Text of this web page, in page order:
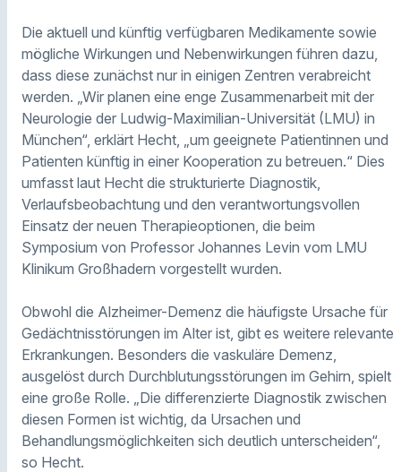
Die aktuell und künftig verfügbaren Medikamente sowie
mögliche Wirkungen und Nebenwirkungen führen dazu,
dass diese zunächst nur in einigen Zentren verabreicht
werden. „Wir planen eine enge Zusammenarbeit mit der
Neurologie der Ludwig-Maximilian-Universität (LMU) in
München“, erklärt Hecht, „um geeignete Patientinnen und
Patienten künftig in einer Kooperation zu betreuen.“ Dies
umfasst laut Hecht die strukturierte Diagnostik,
Verlaufsbeobachtung und den verantwortungsvollen
Einsatz der neuen Therapieoptionen, die beim
Symposium von Professor Johannes Levin vom LMU
Klinikum Großhadern vorgestellt wurden.
Obwohl die Alzheimer-Demenz die häufigste Ursache für
Gedächtnisstörungen im Alter ist, gibt es weitere relevante
Erkrankungen. Besonders die vaskuläre Demenz,
ausgelöst durch Durchblutungsstörungen im Gehirn, spielt
eine große Rolle. „Die differenzierte Diagnostik zwischen
diesen Formen ist wichtig, da Ursachen und
Behandlungsmöglichkeiten sich deutlich unterscheiden“,
so Hecht.